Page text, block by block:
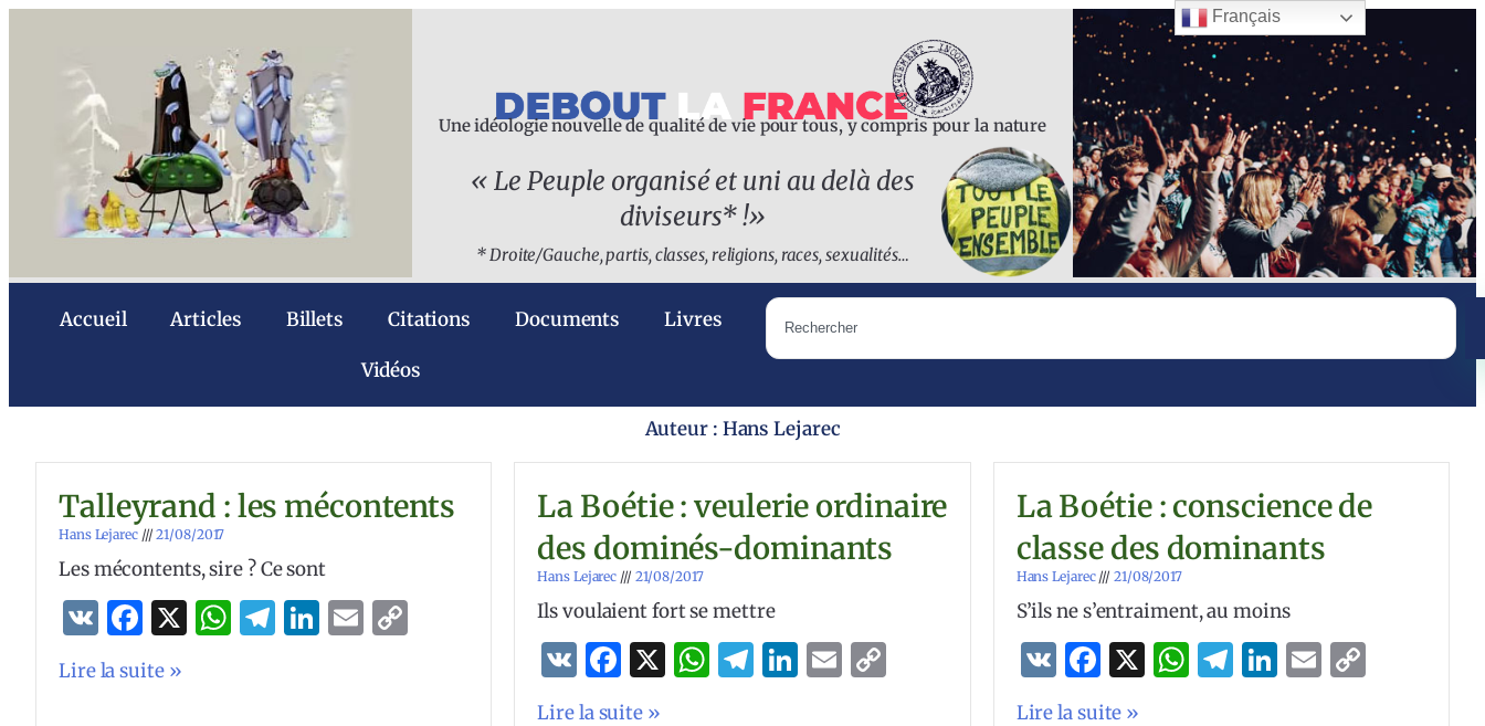
Une idéologie nouvelle de qualité de vie pour tous, y compris pour la nature
« Le Peuple organisé et uni au delà des
diviseurs* !»
* Droite/Gauche, partis, classes, religions, races, sexualités…
Accueil Articles Billets Citations Documents Livres
Vidéos
Auteur : Hans Lejarec
Talleyrand : les mécontents
Hans Lejarec 21/08/2017
Les mécontents, sire ? Ce sont
VK Facebook
X WhatsApp
Telegram
LinkedIn
Email
Lire la suite »
La Boétie : veulerie ordinaire
des dominés-dominants
Hans Lejarec 21/08/2017
Ils voulaient fort se mettre
VK Facebook
X WhatsApp
Telegram
LinkedIn
Email
Lire la suite »
La Boétie : conscience de
classe des dominants
Hans Lejarec 21/08/2017
S’ils ne s’entraiment, au moins
VKFacebook
X WhatsApp
Telegram
LinkedIn
EmailCopy
Lire la suite »
Français